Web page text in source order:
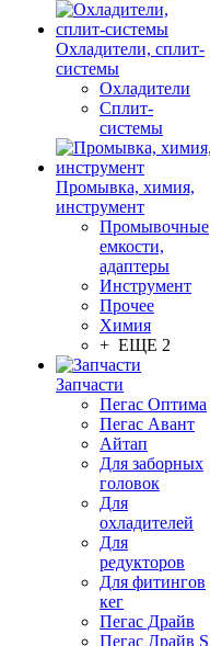
Охладители, сплит-
системы
Охладители
Сплит-
системы
Промывка, химия,
инструмент
Промывочные
емкости,
адаптеры
Инструмент
Прочее
Химия
+ ЕЩЕ 2
Запчасти
Пегас Оптима
Пегас Авант
Айтап
Для заборных
головок
Для
охладителей
Для
редукторов
Для фитингов
кег
Пегас Драйв
Пегас Драйв S